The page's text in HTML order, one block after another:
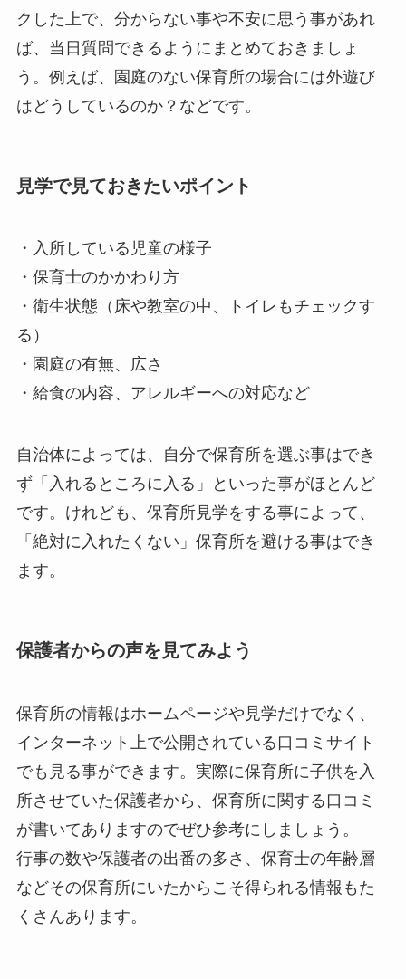
クした上で、分からない事や不安に思う事があれ
ば、当日質問できるようにまとめておきましょ
う。例えば、園庭のない保育所の場合には外遊び
はどうしているのか？などです。
見学で見ておきたいポイント
・入所している児童の様子
・保育士のかかわり方
・衛生状態（床や教室の中、トイレもチェックす
る）
・園庭の有無、広さ
・給食の内容、アレルギーへの対応など
自治体によっては、自分で保育所を選ぶ事はでき
ず「入れるところに入る」といった事がほとんど
です。けれども、保育所見学をする事によって、
「絶対に入れたくない」保育所を避ける事はでき
ます。
保護者からの声を見てみよう
保育所の情報はホームページや見学だけでなく、
インターネット上で公開されている口コミサイト
でも見る事ができます。実際に保育所に子供を入
所させていた保護者から、保育所に関する口コミ
が書いてありますのでぜひ参考にしましょう。
行事の数や保護者の出番の多さ、保育士の年齢層
などその保育所にいたからこそ得られる情報もた
くさんあります。